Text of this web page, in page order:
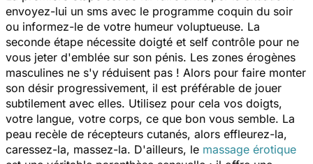
envoyez-lui un sms avec le programme coquin du soir
ou informez-le de votre humeur voluptueuse. La
seconde étape nécessite doigté et self contrôle pour ne
vous jeter d'emblée sur son pénis. Les zones érogènes
masculines ne s'y réduisent pas ! Alors pour faire monter
son désir progressivement, il est préférable de jouer
subtilement avec elles. Utilisez pour cela vos doigts,
votre langue, votre corps, ce que bon vous semble. La
peau recèle de récepteurs cutanés, alors effleurez-la,
caressez-la, massez-la. D'ailleurs, le massage érotique